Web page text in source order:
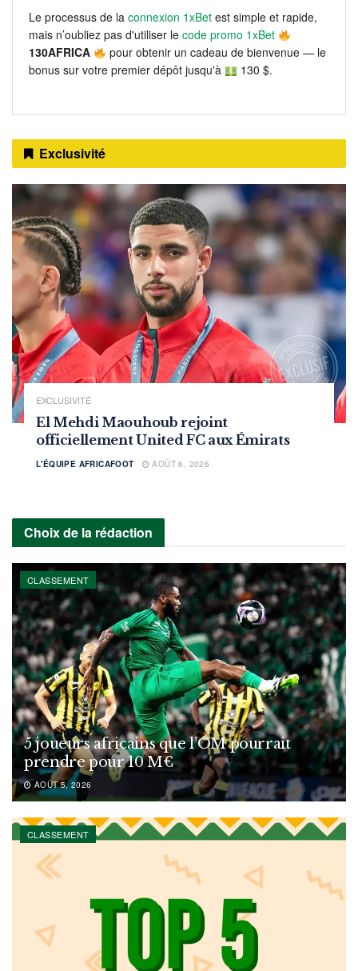
Le processus de la connexion 1xBet est simple et rapide,
mais n’oubliez pas d'utiliser le code promo 1xBet
130AFRICA
pour obtenir un cadeau de bienvenue — le
bonus sur votre premier dépôt jusqu'à
130 $.
Exclusivité
EXCLUSIVITÉ
El Mehdi Maouhoub rejoint
officiellement United FC aux Émirats
L'ÉQUIPE AFRICAFOOT AOÛT 6, 2026
Choix de la rédaction
CLASSEMENT
5 joueurs africains que l’OM pourrait
prendre pour 10 M€
AOÛT 5, 2026
CLASSEMENT